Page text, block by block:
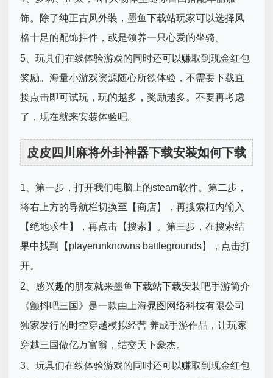
饰。除了纯正古风外装，墨鱼下载站玩家可以选择风
格十足的配饰挂件，或是领养一只心爱的坐骑。
5、玩具们在线体验游戏的同时还可以赚取到现金红包
奖励。海量小游戏资源随心所欲体验，不需要下载直
接点击即可试玩，玩的越多，奖励越多。不要再考虑
了，现在就来安装体验吧。
皮皮四川麻将外卦神器下载安装如何下载
1、第一步，打开我们电脑上的steam软件。第二步，
将右上方的导航栏切换至【商店】，再搜索框内输入
【绝地求生】，再点击【搜索】。第三步，在搜索结
果中找到【playerunknowns battlegrounds】，点击打
开。
2、感兴趣的朋友就来墨鱼下载站下载安装吧手游简介
《颤抖吧三国》是一款由上海晁图网络科技有限公司
独家发行的时空穿越模拟经营 养成手游作品，让玩家
穿越三国做亿万富翁，结交天下豪杰。
3、玩具们在线体验游戏的同时还可以赚取到现金红包